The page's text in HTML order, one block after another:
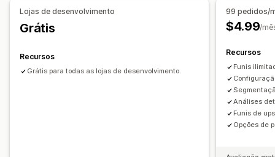
Produtos frequentemente comprados juntos
Análises
Taxas de conversão
Lojas de desenvolvimento
Grátis
Recursos
Grátis para todas as lojas de desenvolvimento.
99 pedidos/
$4.99/
Recursos
Funis
Análises
Funis de
Opções de